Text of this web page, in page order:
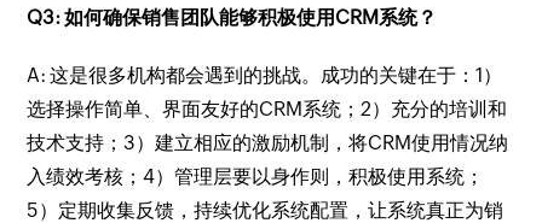
Q3: 如何确保销售团队能够积极使用CRM系统？
A: 这是很多机构都会遇到的挑战。成功的关键在于：1）
选择操作简单、界面友好的CRM系统；2）充分的培训和
技术支持；3）建立相应的激励机制，将CRM使用情况纳
入绩效考核；4）管理层要以身作则，积极使用系统；
5）定期收集反馈，持续优化系统配置，让系统真正为销